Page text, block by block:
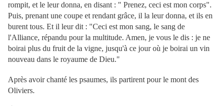
rompit, et le leur donna, en disant : " Prenez, ceci est mon corps".
Puis, prenant une coupe et rendant grâce, il la leur donna, et ils en
burent tous. Et il leur dit : "Ceci est mon sang, le sang de
l'Alliance, répandu pour la multitude. Amen, je vous le dis : je ne
boirai plus du fruit de la vigne, jusqu'à ce jour où je boirai un vin
nouveau dans le royaume de Dieu."
Après avoir chanté les psaumes, ils partirent pour le mont des
Oliviers.